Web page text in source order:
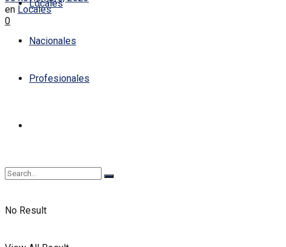
Locales
Nacionales
Profesionales
No Result
en Locales
0